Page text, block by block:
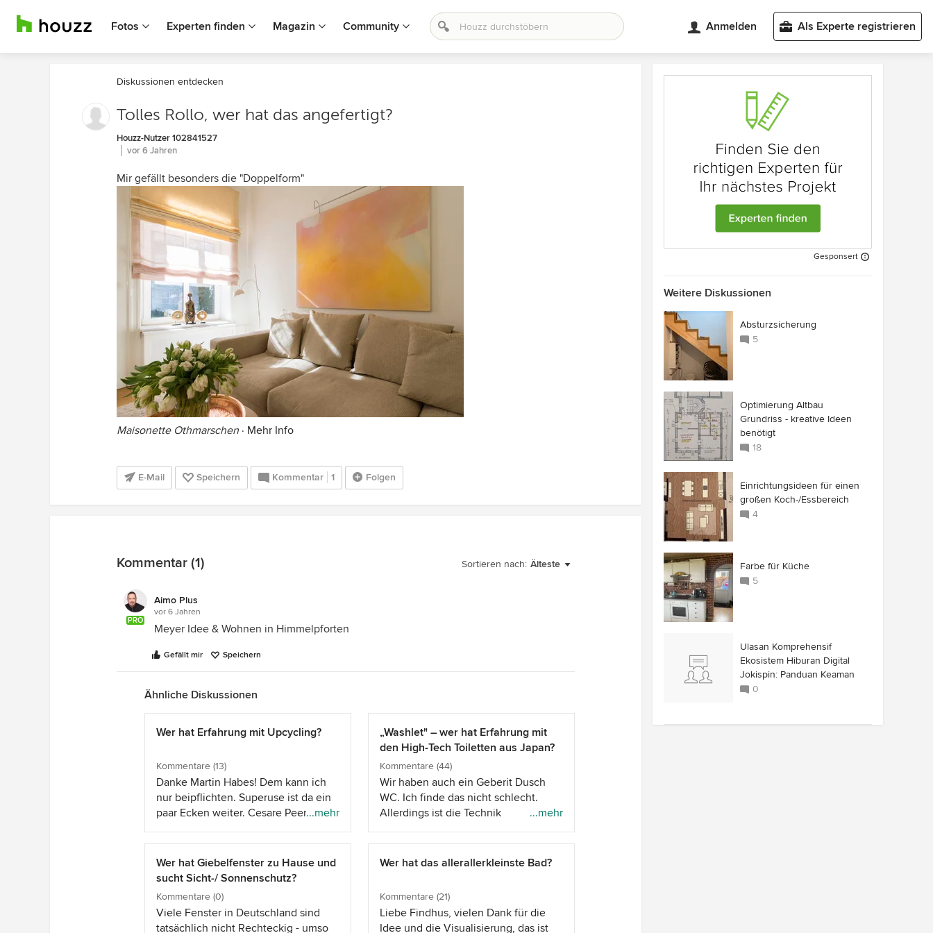
Fotos Experten finden Magazin Community Anmelden Als Experte registrieren
Diskussionen entdecken
Tolles Rollo, wer hat das angefertigt?
Houzz-Nutzer 102841527
vor 6 Jahren
Mir gefällt besonders die "Doppelform"
Maisonette Othmarschen · Mehr Info
E-Mail Speichern Kommentar 1 Folgen
Sortieren nach: Älteste
Kommentar (1)
PRO
Aimo Plus
vor 6 Jahren
Meyer Idee & Wohnen in Himmelpforten
Gefällt mir Speichern
Ähnliche Diskussionen
Wer hat Erfahrung mit Upcycling?
Kommentare (13)
Danke Martin Habes! Dem kann ich
nur beipflichten. Superuse ist da ein
paar Ecken weiter. Cesare Peeren
und sein Team sind da schon über ein
Jahrzehnt mit genialen Entwürfen
dabei. Ich konnte Ihn kennenlernen
beim Recyclingdesignpreis 2015, wo
sein Team den 2. Platz belegte mit
&quot;Blade Made&quot;, Architektur
aus gebrauchten Rotorblättern von
...mehr
„Washlet" – wer hat Erfahrung mit
den High-Tech Toiletten aus Japan?
Kommentare (44)
Wir haben auch ein Geberit Dusch
WC. Ich finde das nicht schlecht.
Allerdings ist die Technik
anscheinend störanfällig. Das heißt
manchmal funktioniert es einfach
nicht, ein rotes Lämpchen leuchtet,
trotzdem können wir das Problem
nicht lösen. Unsere Sanitärfirma hat
uns direkt ein Geberit verwiesen. Ich
...mehr
Wer hat Giebelfenster zu Hause und
sucht Sicht-/ Sonnenschutz?
Kommentare (0)
Viele Fenster in Deutschland sind
tatsächlich nicht Rechteckig - umso
Wer hat das allerallerkleinste Bad?
Kommentare (21)
Liebe Findhus, vielen Dank für die
Idee und die Visualisierung, das ist
Gesponsert
Weitere Diskussionen
Absturzsicherung
5
Optimierung Altbau
Grundriss - kreative Ideen
benötigt
18
Einrichtungsideen für einen
großen Koch-/Essbereich
4
Farbe für Küche
5
Ulasan Komprehensif
Ekosistem Hiburan Digital
Jokispin: Panduan Keaman
0